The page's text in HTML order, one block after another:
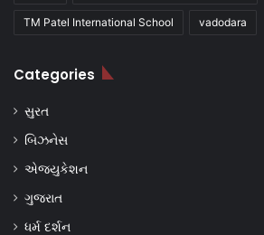
TM Patel International School vadodara
Categories
સુરત
બિઝનેસ
એજ્યુકેશન
ગુજરાત
ધર્મ દર્શન